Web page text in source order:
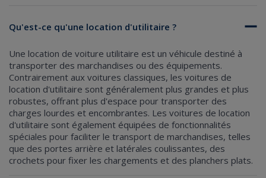
Qu'est-ce qu'une location d'utilitaire ?
Une location de voiture utilitaire est un véhicule destiné à
transporter des marchandises ou des équipements.
Contrairement aux voitures classiques, les voitures de
location d'utilitaire sont généralement plus grandes et plus
robustes, offrant plus d'espace pour transporter des
charges lourdes et encombrantes. Les voitures de location
d'utilitaire sont également équipées de fonctionnalités
spéciales pour faciliter le transport de marchandises, telles
que des portes arrière et latérales coulissantes, des
crochets pour fixer les chargements et des planchers plats.